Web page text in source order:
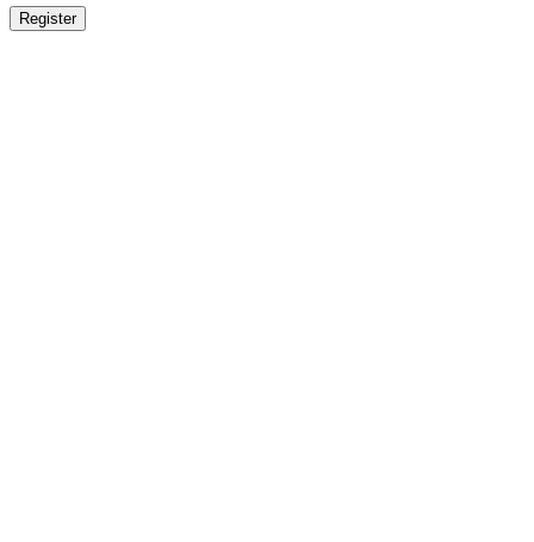
Register